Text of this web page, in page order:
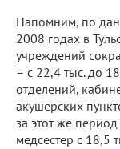
Напомним, по
2008 годах в
учреждений
– с 22,4 тыс. до
отделений,
акушерских
за этот же
медсестер с 18,5